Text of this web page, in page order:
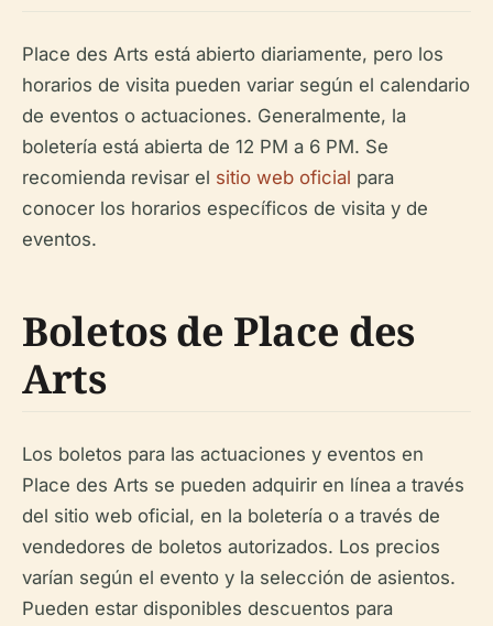
Place des Arts está abierto diariamente, pero los
horarios de visita pueden variar según el calendario
de eventos o actuaciones. Generalmente, la
boletería está abierta de 12 PM a 6 PM. Se
recomienda revisar el sitio web oficial para
conocer los horarios específicos de visita y de
eventos.
Boletos de Place des
Arts
Los boletos para las actuaciones y eventos en
Place des Arts se pueden adquirir en línea a través
del sitio web oficial, en la boletería o a través de
vendedores de boletos autorizados. Los precios
varían según el evento y la selección de asientos.
Pueden estar disponibles descuentos para